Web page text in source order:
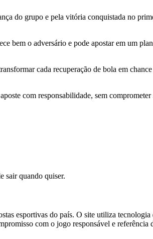
do grupo e pela vitória conquistada no
bem o adversário e pode apostar em um
cada recuperação de bola em
com responsabilidade, sem
sair quando quiser.
esportivas do país. O site utiliza
com o jogo responsável e referência